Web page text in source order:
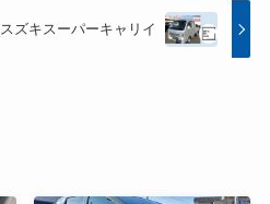
スズキスーパーキャリイ